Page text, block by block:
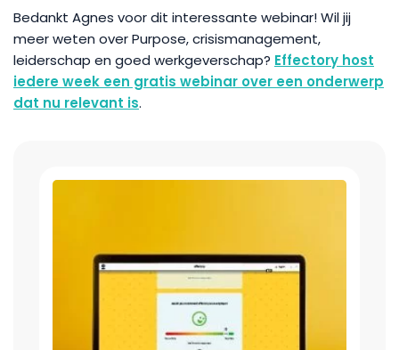
Bedankt Agnes voor dit interessante webinar! Wil jij
meer weten over Purpose, crisismanagement,
leiderschap en goed werkgeverschap? Effectory host
iedere week een gratis webinar over een onderwerp
dat nu relevant is.